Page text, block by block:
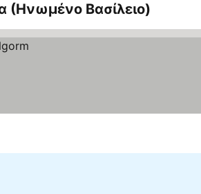
(Ηνωμένο Βασίλειο)